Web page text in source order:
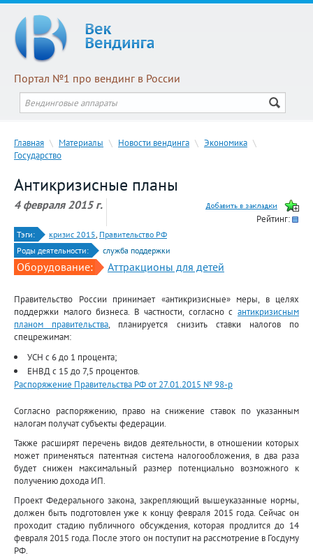
Портал №1 про вендинг в России
Главная \ Материалы \ Новости вендинга \ Экономика \
Государство
Антикризисные планы
4 февраля 2015 г.
Рейтинг:
Тэги: кризис 2015, Правительство РФ
Роды деятельности:
служба поддержки
Оборудование: Аттракционы для детей
Правительство России принимает «антикризисные» меры, в целях
поддержки малого бизнеса. В частности, согласно с антикризисным
планом правительства, планируется снизить ставки налогов по
спецрежимам:
УСН с 6 до 1 процента;
ЕНВД с 15 до 7,5 процентов.
Распоряжение Правительства РФ от 27.01.2015 № 98-р
Согласно распоряжению, право на снижение ставок по указанным
налогам получат субъекты федерации.
Также расширят перечень видов деятельности, в отношении которых
может применяться патентная система налогообложения, в два раза
будет снижен максимальный размер потенциально возможного к
получению дохода ИП.
Проект Федерального закона, закрепляющий вышеуказанные нормы,
должен быть подготовлен уже к концу февраля 2015 года. Сейчас он
проходит стадию публичного обсуждения, которая продлится до 14
февраля 2015 года. После этого он поступит на рассмотрение в Госдуму
РФ.